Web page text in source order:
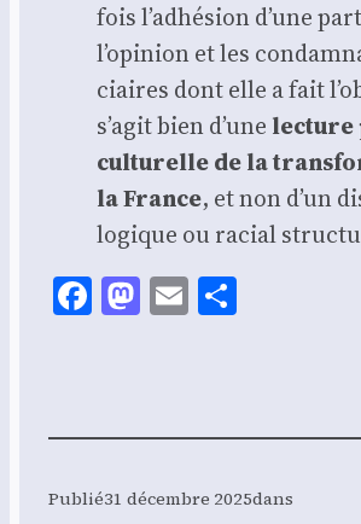
fois l’adhésion d’une
l’opinion et les
ciaires dont elle a fait
s’agit bien d’une lec­ture
cultu­relle de la
la France, et non d’un
lo­gique ou racial
Facebook
Mastodon
Email
Publié31 décembre 2025dans